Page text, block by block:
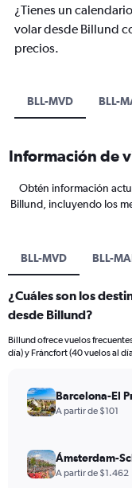
¿Tienes un
volar desde Billund
precios.
BLL-MVD BLL-
Información de
Obtén información
Billund, incluyendo los
BLL-MVD BLL-
¿Cuáles son los
desde Billund?
Billund ofrece vuelos
día) y Fráncfort (40 vuelos al
Barcelona-El
A partir de $101
Ámsterdam-
A partir de $1.462